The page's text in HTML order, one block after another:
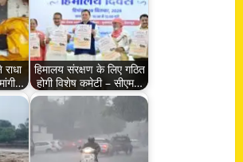
हिमालय संरक्षण के लिए गठित
होगी विशेष कमेटी – सीएम…